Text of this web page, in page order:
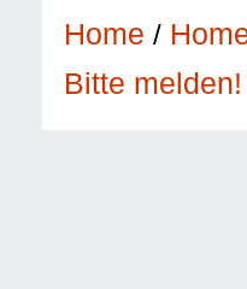
Home /
Bitte melden!